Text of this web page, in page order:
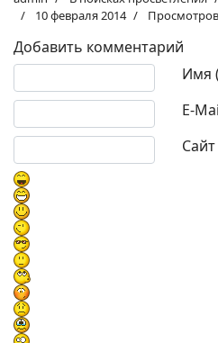
10 февраля 2014
Добавить комментарий
Имя
E-
Сайт
Текст комментария